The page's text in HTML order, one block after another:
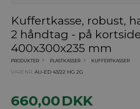
Kuffertkasse, robust,
2 håndtag - på
400x300x235 mm
PRODUKTER PLASTKASSER KUFFERTKASSER
VARENR.AU-ED 43/22 HG 2G
660,00DKK